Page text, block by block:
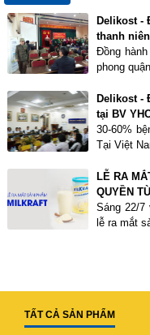
Delikost -
thanh
Đồng
phong
Delikost -
tại BV
30-60%
Tại Việt
LỄ RA
QUYỀN
Sáng 22/
lễ ra mắt
TẤT CẢ SẢN PHẨM